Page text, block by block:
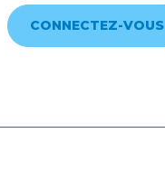
CONNECTEZ-VOUS